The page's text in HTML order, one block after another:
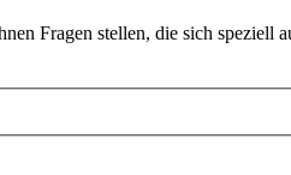
Fragen stellen, die sich speziell